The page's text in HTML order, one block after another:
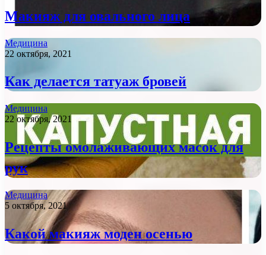
Макияж для овального лица
Медицина
22 октября, 2021
Как делается татуаж бровей
Медицина
22 октября, 2021
Рецепты омолаживающих масок для
рук
Медицина
5 октября, 2021
Какой макияж моден осенью